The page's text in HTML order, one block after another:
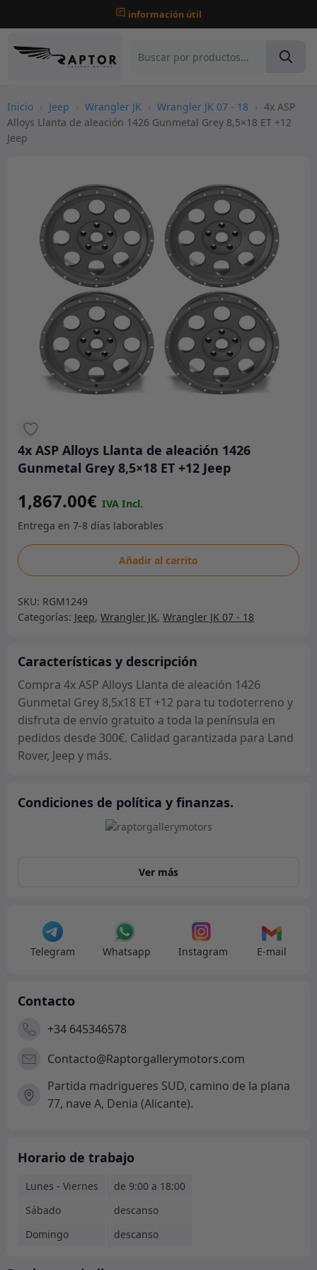
información útil
Inicio › Jeep › Wrangler JK › Wrangler JK 07 - 18 › 4x ASP
Alloys Llanta de aleación 1426 Gunmetal Grey 8,5×18 ET +12
Jeep
4x ASP Alloys Llanta de aleación 1426
Gunmetal Grey 8,5×18 ET +12 Jeep
1,867.00€
4x
ASP
Llanta
de
1426
Grey
8,5x18
ET
+12
Jeep
Añadir al carrito
SKU: RGM1249
Categorías: Jeep, Wrangler JK, Wrangler JK 07 - 18
Características y descripción
Compra 4x ASP Alloys Llanta de aleación 1426
Gunmetal Grey 8,5x18 ET +12 para tu todoterreno y
disfruta de envío gratuito a toda la península en
pedidos desde 300€. Calidad garantizada para Land
Rover, Jeep y más.
Condiciones de política y finanzas.
Ver más
Telegram Whatsapp Instagram E-mail
Contacto
+34 645346578
Contacto@Raptorgallerymotors.com
Partida madrigueres SUD, camino de la plana
77, nave A, Denia (Alicante).
Horario de trabajo
Lunes - Viernes
de 9:00 a 18:00
Sábado
descanso
Domingo
descanso